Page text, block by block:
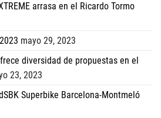
arrasa en el Ricardo Tormo
mayo 29, 2023
diversidad de propuestas en el
23, 2023
Superbike Barcelona-Montmeló